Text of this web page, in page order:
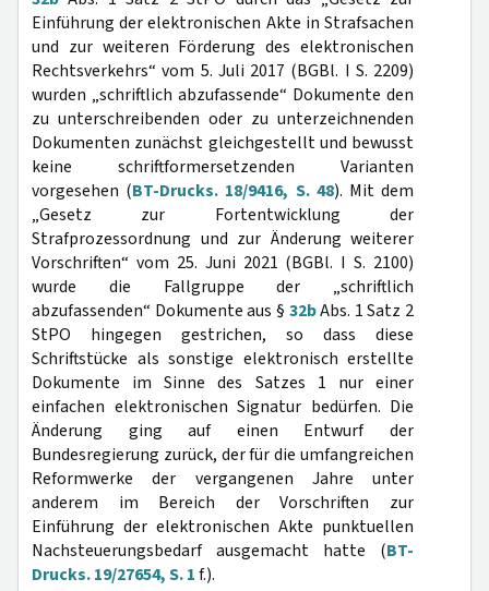
Einführung der elektronischen Akte in Strafsachen
und zur weiteren Förderung des elektronischen
Rechtsverkehrs“ vom 5. Juli 2017 (BGBl. I S. 2209)
wurden „schriftlich abzufassende“ Dokumente den
zu unterschreibenden oder zu unterzeichnenden
Dokumenten zunächst gleichgestellt und bewusst
keine schriftformersetzenden Varianten
vorgesehen (BT-Drucks. 18/9416, S. 48). Mit dem
„Gesetz zur Fortentwicklung der
Strafprozessordnung und zur Änderung weiterer
Vorschriften“ vom 25. Juni 2021 (BGBl. I S. 2100)
wurde die Fallgruppe der „schriftlich
abzufassenden“ Dokumente aus § 32bAbs. 1 Satz 2
StPO hingegen gestrichen, so dass diese
Schriftstücke als sonstige elektronisch erstellte
Dokumente im Sinne des Satzes 1 nur einer
einfachen elektronischen Signatur bedürfen. Die
Änderung ging auf einen Entwurf der
Bundesregierung zurück, der für die umfangreichen
Reformwerke der vergangenen Jahre unter
anderem im Bereich der Vorschriften zur
Einführung der elektronischen Akte punktuellen
Nachsteuerungsbedarf ausgemacht hatte (BT-
Drucks. 19/27654, S. 1f.).